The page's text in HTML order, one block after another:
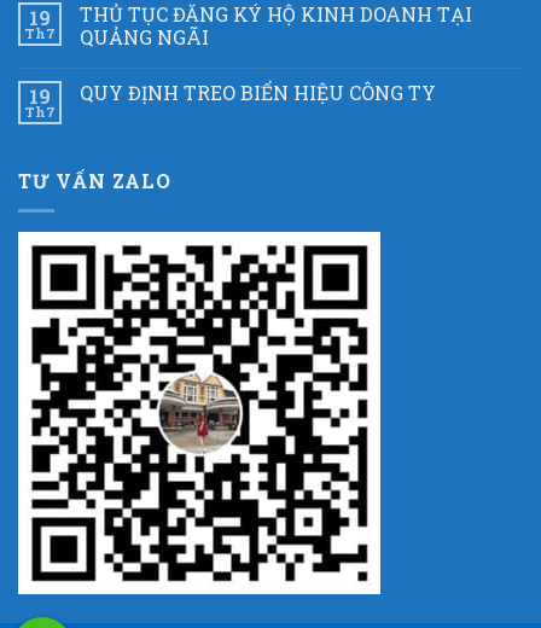
19
Th7
THỦ TỤC ĐĂNG KÝ HỘ KINH DOANH TẠI
QUẢNG NGÃI
19
Th7
QUY ĐỊNH TREO BIỂN HIỆU CÔNG TY
TƯ VẤN ZALO